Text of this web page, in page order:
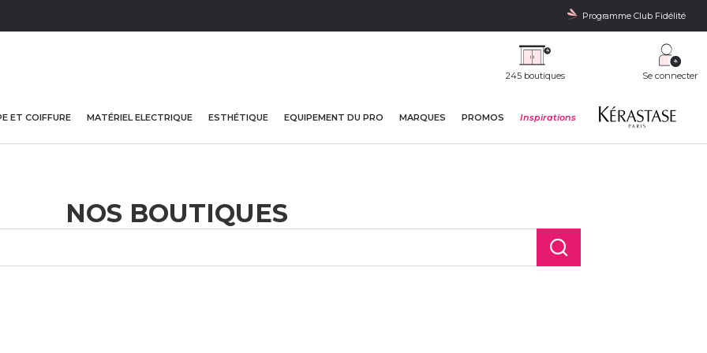
Programme Club Fidélité
245 boutiques Se connecter
ET COIFFURE MATÉRIEL ELECTRIQUE ESTHÉTIQUE EQUIPEMENT DU PRO MARQUES PROMOS Inspirations
NOS BOUTIQUES